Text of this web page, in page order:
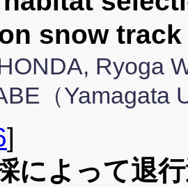
snow
Ryoga
（Yamagata
]
によって退